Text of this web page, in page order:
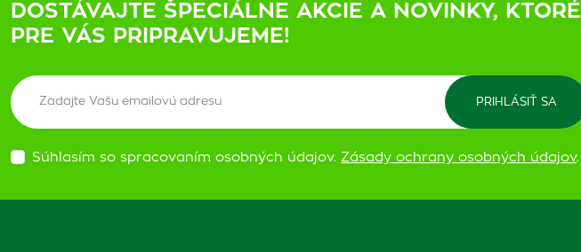
DOSTÁVAJTE ŠPECIÁLNE AKCIE A NOVINKY, KTORÉ
PRE VÁS PRIPRAVUJEME!
Súhlasím so spracovaním osobných údajov. Zásady ochrany osobných údajov.